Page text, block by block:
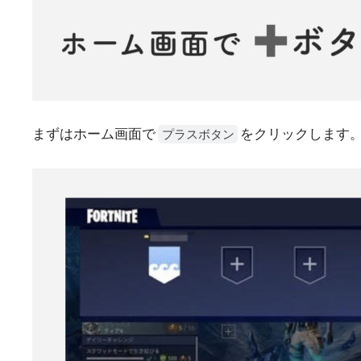
まずはホーム画面で プラスボタン をクリックします